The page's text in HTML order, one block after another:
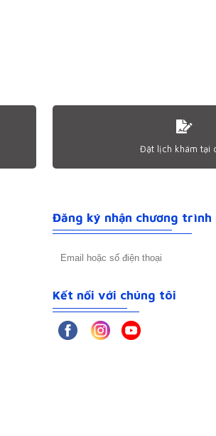
Đặt lịch khám tại
Đăng ký nhận chương trình
Kết nối với chúng tôi